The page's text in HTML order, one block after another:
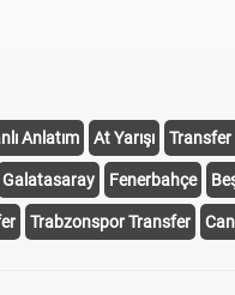
Anlatım At Yarışı Transfer
Galatasaray Fenerbahçe
Trabzonspor Transfer